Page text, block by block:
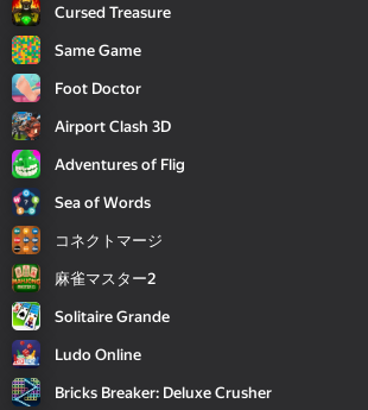
Cursed Treasure
Same Game
Foot Doctor
Airport Clash 3D
Adventures of Flig
Sea of Words
コネクトマージ
麻雀マスター2
Solitaire Grande
Ludo Online
Bricks Breaker: Deluxe Crusher